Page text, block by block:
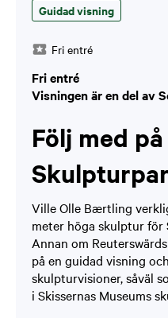
Guidad visning
Fri entré
Fri entré
Visningen är en del av
Följ med
Ville Olle Bærtling
meter höga skulptur för
Annan om
på en guidad visning
skulpturvisioner, såväl
i Skissernas Museums